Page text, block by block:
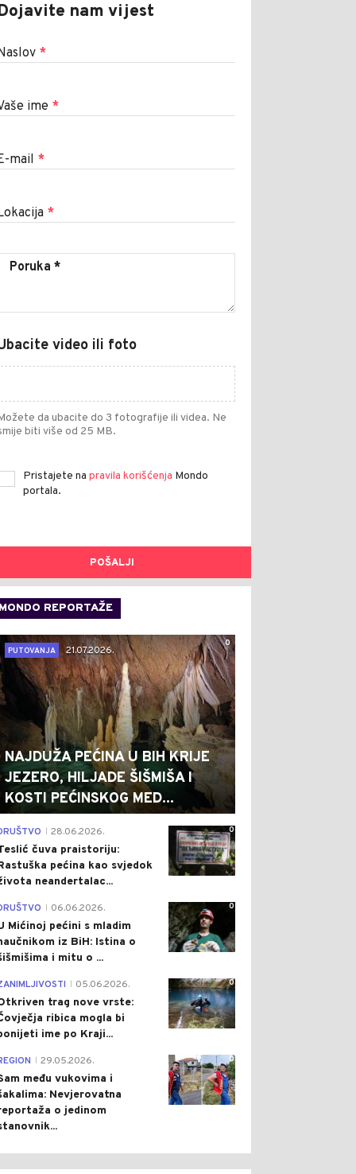
nam vijest
*
ime *
mail *
*
video ili foto
da ubacite do 3 fotografije ili videa. Ne
biti više od 25 MB.
Pristajete na pravila korišćenja Mondo
portala.
POŠALJI
MONDO REPORTAŽE
0
PUTOVANJA
21.07.2026.
NAJDUŽA PEĆINA U BIH KRIJE
JEZERO, HILJADE ŠIŠMIŠA I
KOSTI PEĆINSKOG MED...
0
28.06.2026.
čuva praistoriju:
pećina kao svjedok
neandertalac...
0
06.06.2026.
Mićinoj pećini s mladim
iz BiH: Istina o
i mitu o ...
0
05.06.2026.
trag nove vrste:
ribica mogla bi
ime po Kraji...
0
29.05.2026.
među vukovima i
Nevjerovatna
o jedinom